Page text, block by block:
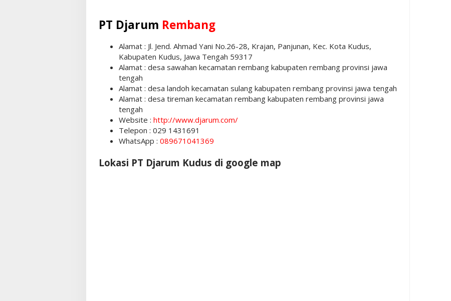
PT Djarum Rembang
Alamat : Jl. Jend. Ahmad Yani No.26-28, Krajan, Panjunan, Kec. Kota Kudus,
Kabupaten Kudus, Jawa Tengah 59317
Alamat : desa sawahan kecamatan rembang kabupaten rembang provinsi jawa
tengah
Alamat : desa landoh kecamatan sulang kabupaten rembang provinsi jawa tengah
Alamat : desa tireman kecamatan rembang kabupaten rembang provinsi jawa
tengah
Website : http://www.djarum.com/
Telepon : 029 1431691
WhatsApp : 089671041369
Lokasi PT Djarum Kudus di google map